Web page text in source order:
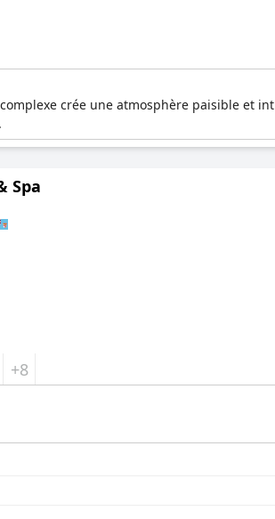
crée une atmosphère paisible et
Spa
+8